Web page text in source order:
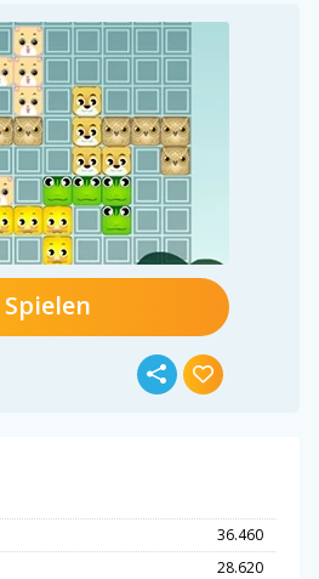
Spielen
36.460
28.620